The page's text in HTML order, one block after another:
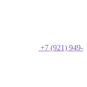
+7 (921) 949-